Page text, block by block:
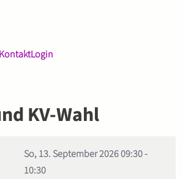
KontaktLogin
KV-Wahl
So, 13. September 202609:30-
10:30